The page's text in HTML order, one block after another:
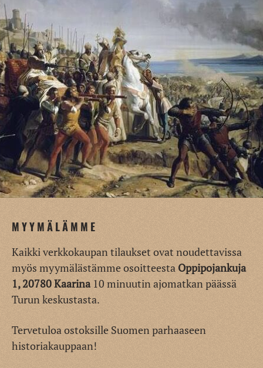
MYYMÄLÄMME
Kaikki verkkokaupan tilaukset ovat noudettavissa
myös myymälästämme osoitteesta Oppipojankuja
1, 20780 Kaarina10 minuutin ajomatkan päässä
Turun keskustasta.
Tervetuloa ostoksille Suomen parhaaseen
historiakauppaan!